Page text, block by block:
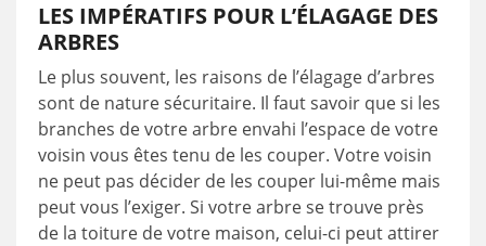
LES IMPÉRATIFS POUR L’ÉLAGAGE DES
ARBRES
Le plus souvent, les raisons de l’élagage d’arbres
sont de nature sécuritaire. Il faut savoir que si les
branches de votre arbre envahi l’espace de votre
voisin vous êtes tenu de les couper. Votre voisin
ne peut pas décider de les couper lui-même mais
peut vous l’exiger. Si votre arbre se trouve près
de la toiture de votre maison, celui-ci peut attirer